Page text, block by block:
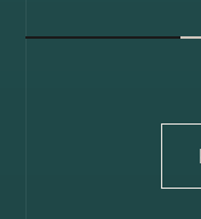
Easpring Finland
omistama
kuusi